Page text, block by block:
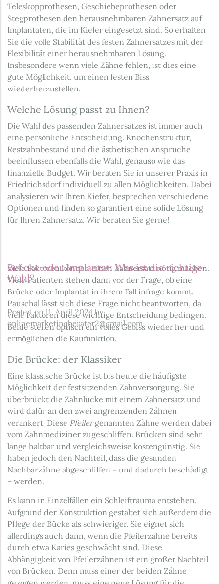
Teleskopprothesen, Geschiebeprothesen oder
Stegprothesen den herausnehmbaren Zahnersatz auf
Implantaten, die im Kiefer eingesetzt sind. So erhalten
Sie die volle Stabilität des festen Zahnersatzes mit der
Flexibilität einer herausnehmbaren Lösung.
Insbesondere wenn viele Zähne fehlen, ist dies eine
gute Möglichkeit, um einen festen Biss
wiederherzustellen.
Welche Lösung passt zu Ihnen?
Die Wahl des passenden Zahnersatzes ist immer auch
eine persönliche Entscheidung. Knochenstruktur,
Restzahnbestand und die ästhetischen Ansprüche
beeinflussen ebenfalls die Wahl, genauso wie das
finanzielle Budget. Wir beraten Sie in unserer Praxis in
Friedrichsdorf individuell zu allen Möglichkeiten. Dabei
analysieren wir Ihren Kiefer, besprechen verschiedene
Optionen und finden so garantiert eine solide Lösung
für Ihren Zahnersatz. Wir beraten Sie gerne!
Brücke oder Implantat: Was ist die richtige
Wahl?
Posted on11. April 2024by
onlinemarketingberater2@gmail.com
Viele Faktoren können einen Zahnersatz nötig machen.
Viele Patienten stehen dann vor der Frage, ob eine
Brücke oder Implantat in ihrem Fall infrage kommt.
Pauschal lässt sich diese Frage nicht beantworten, da
viele Faktoren diese wichtige Entscheidung bedingen.
Beide stellen optisch ein volles Gebiss wieder her und
ermöglichen die Kaufunktion.
Die Brücke: der Klassiker
Eine klassische Brücke ist bis heute die häufigste
Möglichkeit der festsitzenden Zahnversorgung. Sie
überbrückt die Zahnlücke mit einem Zahnersatz und
wird dafür an den zwei angrenzenden Zähnen
verankert. Diese Pfeilergenannten Zähne werden dabei
vom Zahnmediziner zugeschliffen. Brücken sind sehr
lange haltbar und vergleichsweise kostengünstig. Sie
haben jedoch den Nachteil, dass die gesunden
Nachbarzähne abgeschliffen – und dadurch beschädigt
– werden.
Es kann in Einzelfällen ein Schleiftrauma entstehen.
Aufgrund der Konstruktion gestaltet sich außerdem die
Pflege der Bücke als schwieriger. Sie eignet sich
allerdings auch dann, wenn die Pfeilerzähne bereits
durch etwa Karies geschwächt sind. Diese
Abhängigkeit von Pfeilerzähnen ist ein großer Nachteil
von Brücken. Denn muss einer der beiden Zähne